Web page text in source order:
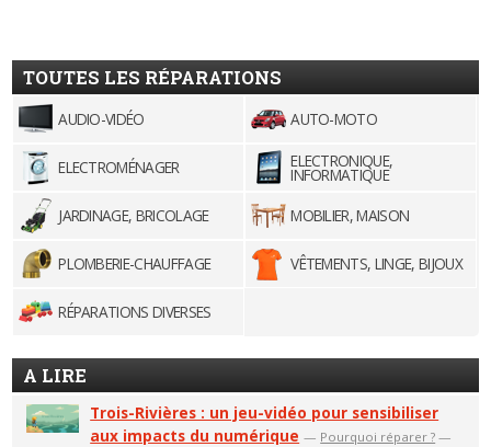
TOUTES LES RÉPARATIONS
AUDIO-VIDÉO AUTO-MOTO
ELECTROMÉNAGER ELECTRONIQUE,
INFORMATIQUE
JARDINAGE, BRICOLAGE
MOBILIER, MAISON
PLOMBERIE-CHAUFFAGE VÊTEMENTS, LINGE, BIJOUX
RÉPARATIONS DIVERSES
A LIRE
Trois-Rivières : un jeu-vidéo pour sensibiliser
aux impacts du numérique — Pourquoi réparer ? —